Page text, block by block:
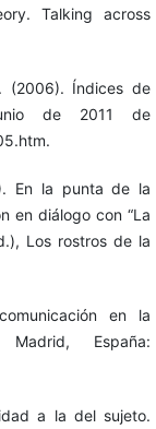
Talking across
(2006). Índices de
de 2011 de
En la punta de la
en diálogo con “La
Los rostros de la
en la
Madrid, España:
a la del sujeto.